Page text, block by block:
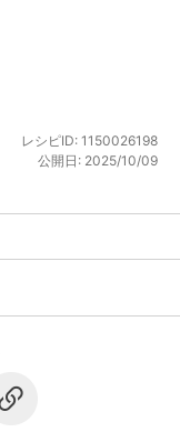
レシピID: 1150026198
公開日: 2025/10/09